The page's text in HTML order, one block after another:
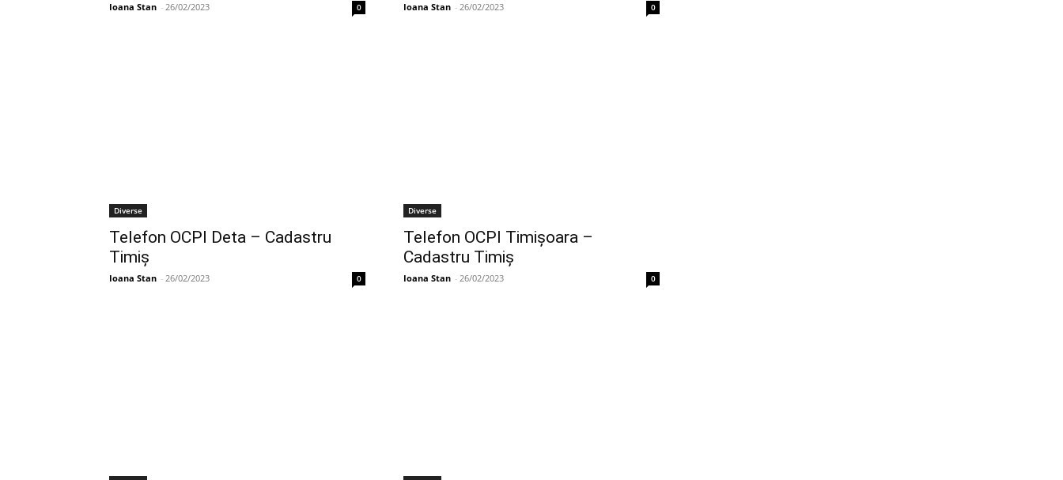
Ioana Stan - 26/02/2023 0 Ioana Stan - 26/02/2023 0
Diverse
Telefon OCPI Deta – Cadastru
Timiş
Ioana Stan - 26/02/2023 0
Diverse
Telefon OCPI Timişoara –
Cadastru Timiş
Ioana Stan - 26/02/2023 0